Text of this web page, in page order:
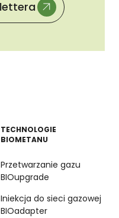
TECHNOLOGIE
BIOMETANU
Przetwarzanie gazu
BIOupgrade
Iniekcja do sieci gazowej
BIOadapter